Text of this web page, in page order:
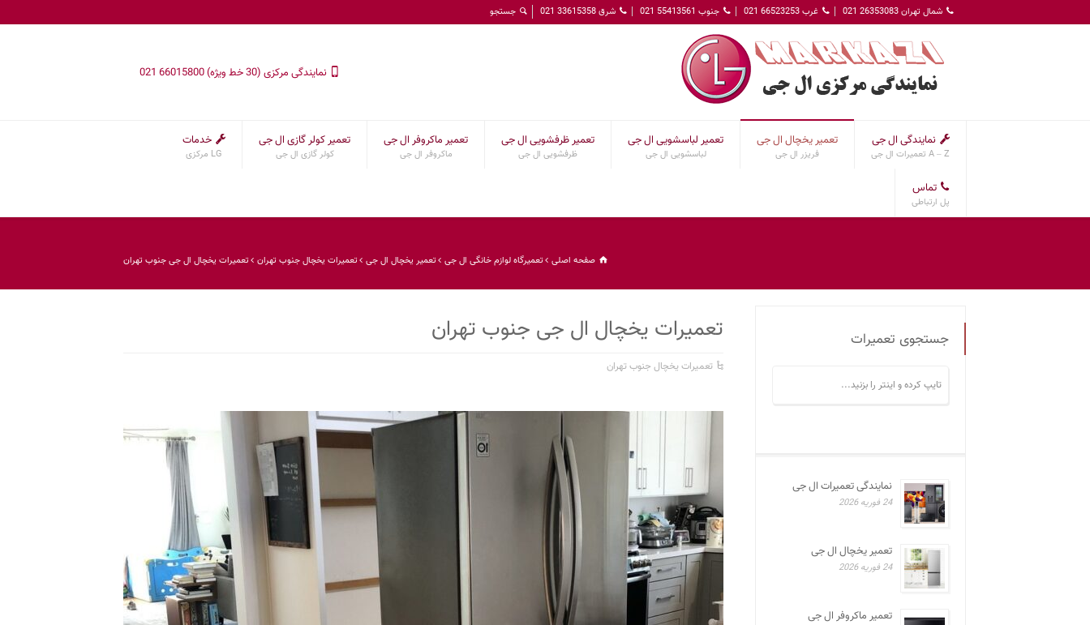
شمال تهران 26353083 021 غرب 66523253 021 جنوب 55413561 021 شرق 33615358 021
نمایندگی مرکزی (30 خط ویژه) 66015800 021
نمایندگی ال جی
A – Z تعمیرات ال جی
تعمیر یخچال ال جی
فریزر ال جی
تعمیر لباسشویی ال جی
لباسشویی ال جی
تعمیر ظرفشویی ال جی
ظرفشویی ال جی
تعمیر ماکروفر ال جی
ماکروفر ال جی
تعمیر کولر گازی ال جی
کولر گازی ال جی
خدمات
LG مرکزی
تماس
پل ارتباطی
صفحه اصلی تعمیرگاه لوازم خانگی ال جی تعمیر یخچال ال جی تعمیرات یخچال جنوب تهران تعمیرات یخچال ال جی جنوب تهران
تعمیرات یخچال ال جی جنوب تهران
تعمیرات یخچال جنوب تهران
جستجوی تعمیرات
نمایندگی تعمیرات ال جی
24 فوریه 2026
تعمیر یخچال ال جی
24 فوریه 2026
تعمیر ماکروفر ال جی